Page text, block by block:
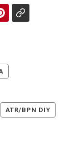
ATR/BPN DIY